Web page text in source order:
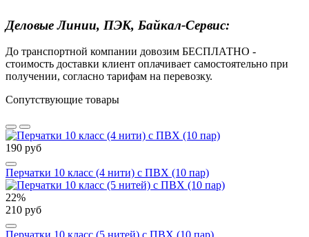
Деловые Линии, ПЭК, Байкал-Сервис:
До транспортной компании довозим БЕСПЛАТНО -
стоимость доставки клиент оплачивает самостоятельно при
получении, согласно тарифам на перевозку.
Сопутствующие товары
190 руб
Перчатки 10 класс (4 нити) с ПВХ (10 пар)
22%
210 руб